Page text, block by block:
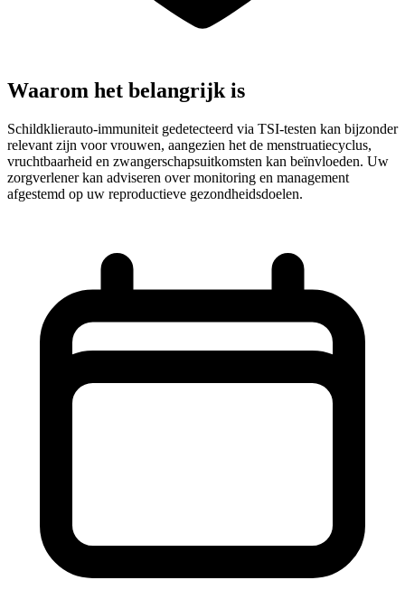
Waarom het belangrijk is
Schildklierauto-immuniteit gedetecteerd via TSI-testen kan bijzonder
relevant zijn voor vrouwen, aangezien het de menstruatiecyclus,
vruchtbaarheid en zwangerschapsuitkomsten kan beïnvloeden. Uw
zorgverlener kan adviseren over monitoring en management
afgestemd op uw reproductieve gezondheidsdoelen.